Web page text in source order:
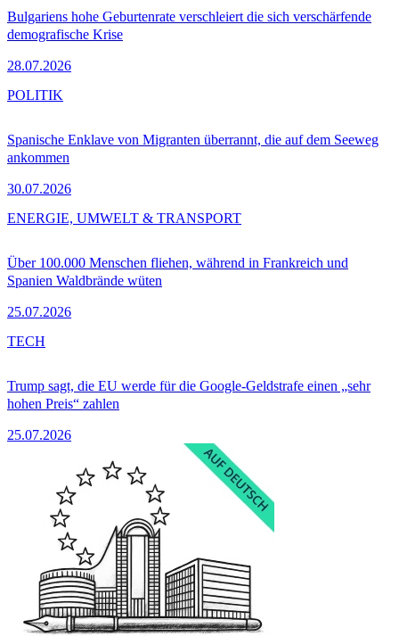
Bulgariens hohe Geburtenrate verschleiert die sich verschärfende
demografische Krise
28.07.2026
Spanische Enklave von Migranten überrannt, die auf dem Seeweg
ankommen
30.07.2026
POLITIK
Über 100.000 Menschen fliehen, während in Frankreich und
Spanien Waldbrände wüten
25.07.2026
ENERGIE, UMWELT & TRANSPORT
Trump sagt, die EU werde für die Google-Geldstrafe einen „sehr
hohen Preis“ zahlen
25.07.2026
TECH